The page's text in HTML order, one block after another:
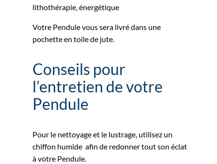
lithothérapie, énergétique
Votre Pendule vous sera livré dans une
pochette en toile de jute.
Conseils pour
l’entretien de votre
Pendule
Pour le nettoyage et le lustrage, utilisez un
chiffon humide afin de redonner tout son éclat
à votre Pendule.